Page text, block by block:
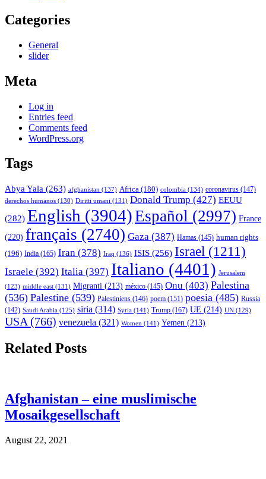
Categories
General
slider
Meta
Log in
Entries feed
Comments feed
WordPress.org
Tags
Abya Yala (263) afghanistan (137) Africa (180) colombia (134) coronavirus (147)
derechos humanos (130) Diritti umani (131) Donald Trump (427) EEUU
(282) English (3904)Español (2997) France
(220) français (2740) Gaza (387) Hamas (145) human rights
(196) India (165) Iran (378) Iraq (136) ISIS (256) Israel (1211)
Israele (392) Italia (397) Italiano (4401) Jerusalem
(123) middle east (131) Migranti (213) méxico (145) Onu (403) Palestina
(536) Palestine (539) Palestiniens (146) poem (151) poesia (485) Russia
(142) Saudi Arabia (125) siria (314) Syria (141) Trump (167) UE (214) UN (129)
USA (766) venezuela (321) Women (141) Yemen (213)
Related Posts
Afghanistan – eine muslimische
Mosaikgesellschaft
August 22, 2021